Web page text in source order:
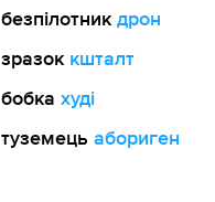
безпілотник дрон
зразок кшталт
бобка худі
туземець абориген